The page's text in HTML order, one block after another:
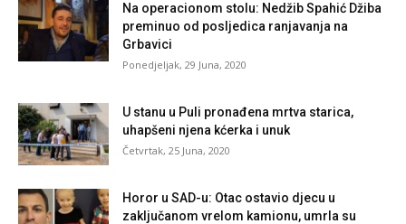
Na operacionom stolu: Nedžib Spahić Džiba
preminuo od posljedica ranjavanja na
Grbavici
Ponedjeljak, 29 Juna, 2020
U stanu u Puli pronađena mrtva starica,
uhapšeni njena kćerka i unuk
Četvrtak, 25 Juna, 2020
Horor u SAD-u: Otac ostavio djecu u
zaključanom vrelom kamionu, umrla su